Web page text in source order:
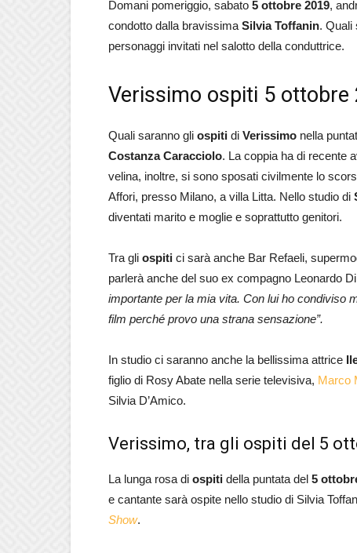
Domani pomeriggio, sabato 5 ottobre 2019,
condotto dalla bravissima Silvia Toffanin. Quali
personaggi invitati nel salotto della conduttrice.
Verissimo ospiti 5 ottobre
Quali saranno gli ospiti di Verissimo nella
Costanza Caracciolo. La coppia ha di recente
velina, inoltre, si sono sposati civilmente lo
Affori, presso Milano, a villa Litta. Nello studio di
diventati marito e moglie e soprattutto genitori.
Tra gli ospiti ci sarà anche Bar Refaeli,
parlerà anche del suo ex compagno Leonardo
importante per la mia vita. Con lui ho condiviso
film perché provo una strana sensazione”.
In studio ci saranno anche la bellissima attrice
figlio di Rosy Abate nella serie televisiva, Marco
Silvia D’Amico.
Verissimo, tra gli ospiti del 5
La lunga rosa di ospiti della puntata del 5
e cantante sarà ospite nello studio di Silvia
Show.